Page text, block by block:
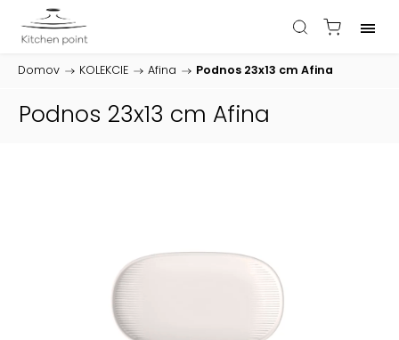
Domov / KOLEKCIE / Afina / Podnos 23x13 cm Afina
Podnos 23x13 cm Afina